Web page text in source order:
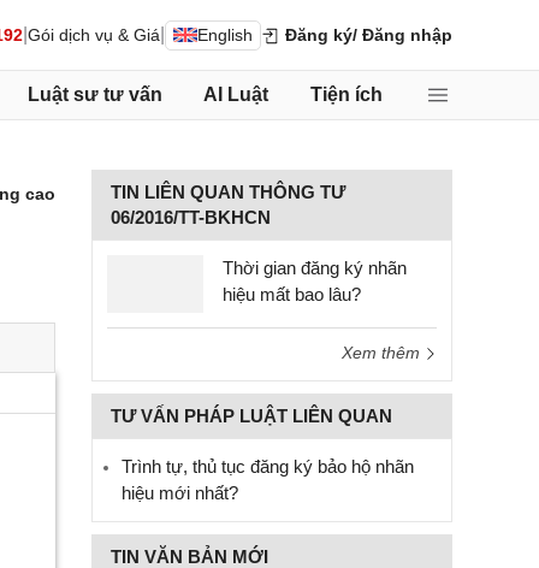
Gói dịch vụ & Giá English Đăng ký/ Đăng nhập
Luật sư tư vấn AI Luật Tiện ích
cao
TIN LIÊN QUAN THÔNG TƯ
06/2016/TT-BKHCN
Thời gian đăng ký nhãn
hiệu mất bao lâu?
Xem thêm
TƯ VẤN PHÁP LUẬT LIÊN QUAN
Trình tự, thủ tục đăng ký bảo hộ nhãn
hiệu mới nhất?
TIN VĂN BẢN MỚI